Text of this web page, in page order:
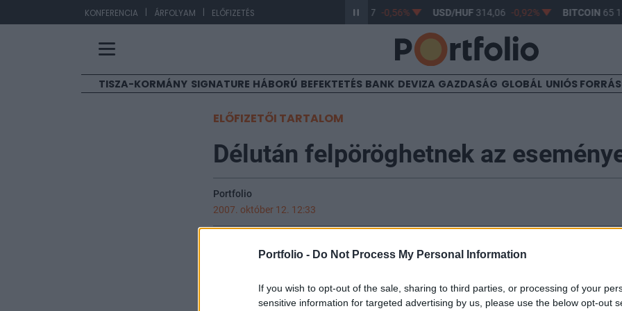
Portfolio - Do Not Process My Personal Information
If you wish to opt-out of the sale, sharing to third parties, or processing of your
sensitive information for targeted advertising by us, please use the below opt-out
KONFERENCIA | ÁRFOLYAM | ELŐFIZETÉS 363,37 -0,56% USD/HUF314,06 -0,92% BITCOIN 65
TISZA-KORMÁNY SIGNATURE HÁBORÚ BEFEKTETÉS BANK DEVIZA GAZDASÁG GLOBÁL UNIÓS
ELŐFIZETŐI TARTALOM
Délután felpöröghetnek az
Portfolio
2007. október 12. 12:33
Utóbbiak közül az RTS 0.9%-kal, a PX 0.3%-kal, míg a WIG20 1.3%-kal
hazai piacon is éreztette hatását a pesszimista befektetői hangulat,
következtében a BUX 0.6%-kal 28,066 pontig hanyatlott. A mai délután